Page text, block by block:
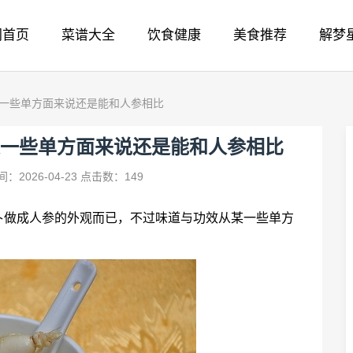
页 菜谱大全 饮食健康 美食推荐 解梦
些单方面来说还是能和人参相比
些单方面来说还是能和人参相比
：2026-04-23 点击数：149
成人参的外观而已，不过味道与功效从某一些单方